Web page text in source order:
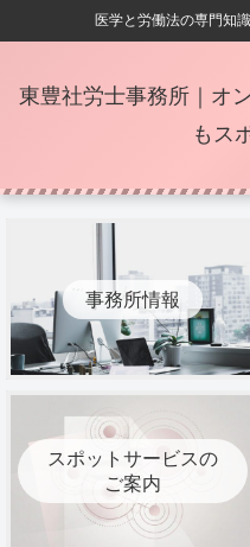
医学と労働法の専門知
東豊社労士事務所｜オ
もス
事務所情報
スポットサービスの
ご案内